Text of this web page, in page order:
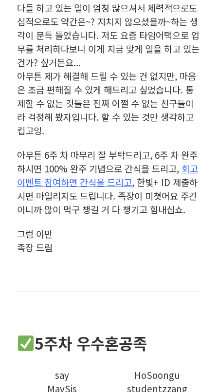
다들 하고 있는 일이 엄청 많으셔서 체력적으로도
심적으로도 약간은~? 지치지 않으셨을까~하는 생
각이 문득 들었습니다. 저도 요즘 타임어택으로 업
무를 처리하다보니 이게 지금 맞게 일을 하고 있는
건가? 싶거든요...
아무튼 제가 해결해 드릴 수 있는 건 없지만, 마음
은 조금 편해질 수 있게 해드리고 싶었습니다. 통
제할 수 없는 것들은 진짜 어쩔 수 없는 친구들이
라 걱정해 봤자입니다. 할 수 있는 것만 생각하고
킵고잉.
아무튼 6주 차 마무리 잘 부탁드리고, 6주 차 완주
하시면 100% 완주 기념으로 간식을 드리고, 회고
이벤트 참여하면 간식을 드리고, 한빛+ ID 제출하
시면 마일리지도 드립니다. 족장이 미쳣어요 주간
이니까 많이 먹구 챙길 거 다 챙기고 힘내십쇼.
그럼 이만
족장 드림
5주차 우수혼공족
say
HoSoongu
MaySis
studentzzang